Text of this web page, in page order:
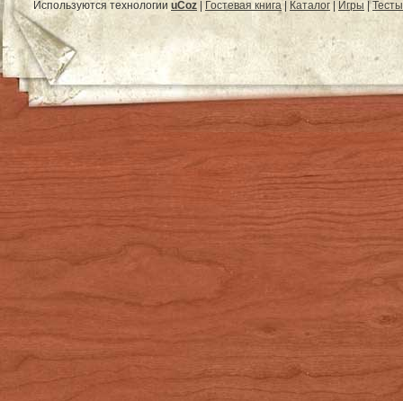
Используются технологии uCoz Гостевая книга| Каталог Игры |Тесты